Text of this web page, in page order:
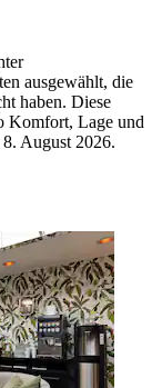
ausgewählt, die
haben. Diese
Komfort, Lage und
8. August 2026.